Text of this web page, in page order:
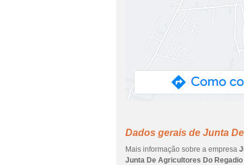
Dados gerais de Junta
Mais informação sobre a empresa
Junta De Agricultores Do